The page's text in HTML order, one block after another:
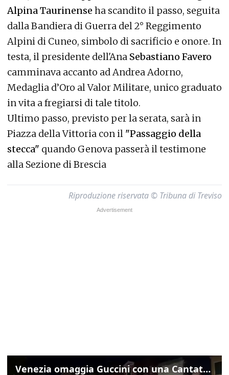
Alpina Taurinense ha scandito il passo, seguita
dalla Bandiera di Guerra del 2° Reggimento
Alpini di Cuneo, simbolo di sacrificio e onore. In
testa, il presidente dell'Ana Sebastiano Favero
camminava accanto ad Andrea Adorno,
Medaglia d’Oro al Valor Militare, unico graduato
in vita a fregiarsi di tale titolo.
Ultimo passo, previsto per la serata, sarà in
Piazza della Vittoria con il "Passaggio della
stecca" quando Genova passerà il testimone
alla Sezione di Brescia
Riproduzione riservata © Tribuna di Treviso
Venezia omaggia Guccini con una Cantata Anarchica in campo Santa Margherita